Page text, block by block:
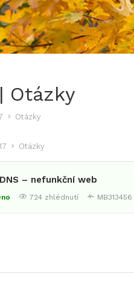
Otázky
Otázky
Otázky
– nefunkční web
724 zhlédnutí MB313456